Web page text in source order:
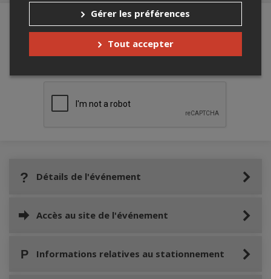
Merci de confirmer que vous n'êtes pas un
Détails de l'événement
Accès au site de l'événement
Informations relatives au stationnement
Gérer les préférences
Tout accepter